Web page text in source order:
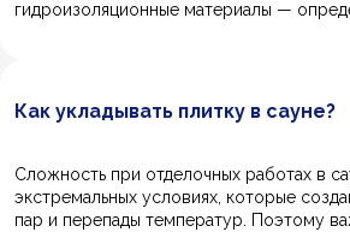
гидроизоляционные материалы —
Как укладывать плитку в сауне?
Сложность при отделочных работах в
экстремальных условиях, которые
пар и перепады температур. Поэтому